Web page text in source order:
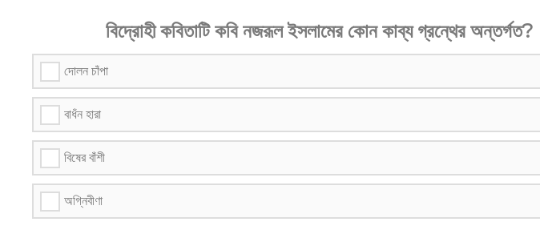
বিদ্রোহী কবিতাটি কবি নজরূল ইসলামের কোন কাব্য গ্রন্থের অন্তর্গত?
দোলন চাঁপা
বাধঁন হারা
বিষের বাঁশী
অগ্নিবীণা